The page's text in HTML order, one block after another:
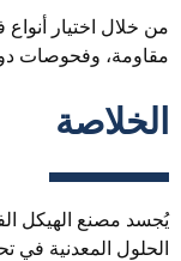
من خلال اختيار
مقاومة، وفحوصات
الخلاصة
يُجسد مصنع الهيكل
الحلول المعدنية في